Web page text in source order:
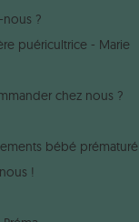
?
puéricultrice - Marie
chez nous ?
bébé prématuré
!